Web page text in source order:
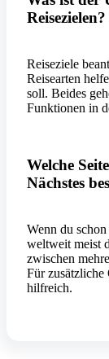
Reisezielen?
Reiseziele
Reisearten
soll. Beides
Funktionen in
Welche
Nächstes
Wenn du
weltweit meist
zwischen
Für zusätzliche
hilfreich.